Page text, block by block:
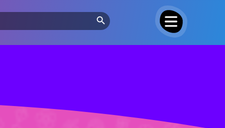
Search Button